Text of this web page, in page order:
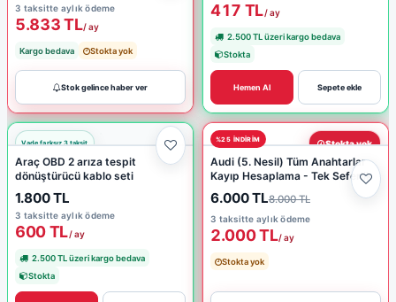
3 taksitte aylık ödeme
5.833 TL/ ay
Kargo bedava Stokta yok
Stok gelince haber ver
417 TL/ ay
2.500 TL üzeri kargo bedava
Stokta
Sepete ekle
Hemen Al
Araç OBD 2 arıza tespit
dönüştürücü kablo seti
1.800 TL
3 taksitte aylık ödeme
600 TL/ ay
2.500 TL üzeri kargo bedava
Stokta
%25 INDIRIM Stokta yok
Audi (5. Nesil) Tüm Anahtarlar
Kayıp Hesaplama - Tek Seferlik
6.000 TL8.000 TL
3 taksitte aylık ödeme
2.000 TL/ ay
Stokta yok